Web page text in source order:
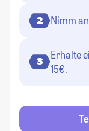
2 Nimm
3
Erhalte
15€.